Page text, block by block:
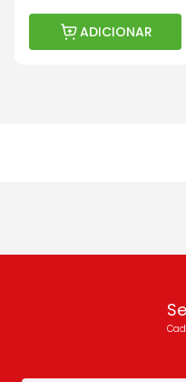
ADICIONAR